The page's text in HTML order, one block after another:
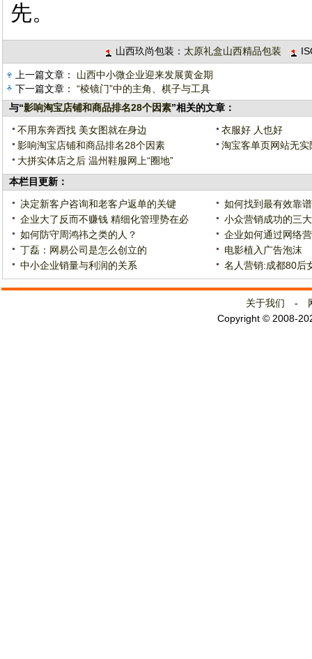
先。
山西玖尚包装： 太原礼盒山西精品包装
上一篇文章： 山西中小微企业迎来发展黄金期
下一篇文章： “棱镜门”中的主角、棋子与工具
与“影响淘宝店铺和商品排名28个因素”相关的文章：
不用东奔西找 美女图就在身边
衣服好 人也好
影响淘宝店铺和商品排名28个因素
淘宝客单页网站无
大拼实体店之后 温州鞋服网上“圈地”
本栏目更新：
决定新客户咨询和老客户返单的关键
如何找到最有效靠
企业大了反而不赚钱 精细化管理势在必
小众营销成功的三
如何防守周鸿祎之类的人？
企业如何通过网络
丁磊：网易公司是怎么创立的
电影植入广告泡沫
中小企业销量与利润的关系
名人营销:成都80后
关于我们 -
Copyright © 2008-